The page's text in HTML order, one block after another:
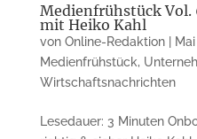
Medienfrühstück
mit Heiko Kahl
von Online-Redaktion| Mai
Medienfrühstück,
Wirtschaftsnachrichten
Lesedauer: 3 Minuten